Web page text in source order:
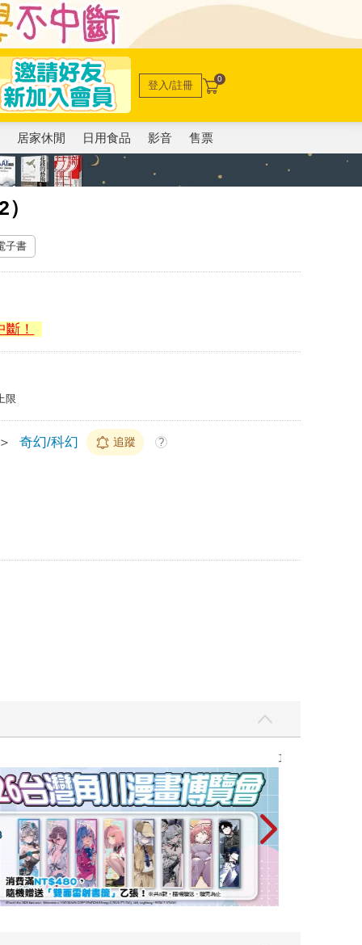
登入/註冊 0
居家休閒 日用食品 影音 售票
子書
！
限
奇幻/科幻 追蹤 ?
攻殼機動隊